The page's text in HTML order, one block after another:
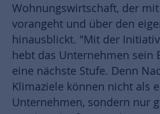
Wohnungswirtschaft, der
vorangeht und über den
hinausblickt. "Mit der
hebt das Unternehmen sein
eine nächste Stufe. Denn
Klimaziele können nicht als
Unternehmen, sondern nur